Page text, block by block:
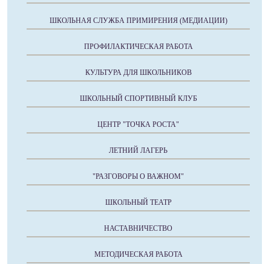
ШКОЛЬНАЯ СЛУЖБА ПРИМИРЕНИЯ (МЕДИАЦИИ)
ПРОФИЛАКТИЧЕСКАЯ РАБОТА
КУЛЬТУРА ДЛЯ ШКОЛЬНИКОВ
ШКОЛЬНЫЙ СПОРТИВНЫЙ КЛУБ
ЦЕНТР "ТОЧКА РОСТА"
ЛЕТНИЙ ЛАГЕРЬ
"РАЗГОВОРЫ О ВАЖНОМ"
ШКОЛЬНЫЙ ТЕАТР
НАСТАВНИЧЕСТВО
МЕТОДИЧЕСКАЯ РАБОТА